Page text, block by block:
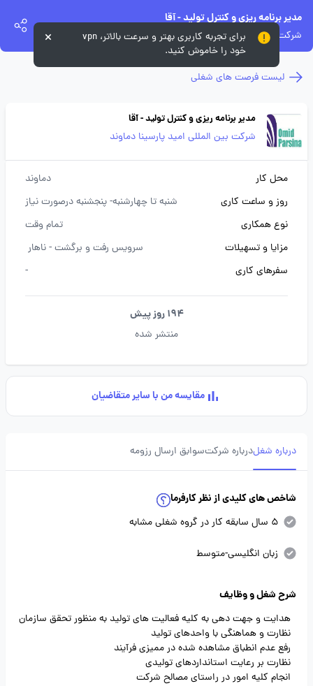
مدیر برنامه ریزی و کنترل تولید - آقا
شرکت بین المللی امید پارسینا دماوند
لیست فرصت های شغلی
مدیر برنامه ریزی و کنترل تولید - آقا
شرکت بین المللی امید پارسینا دماوند
محل کار
دماوند
روز و ساعت کاری
شنبه تا چهارشنبه- پنجشنبه درصورت نیاز
نوع همکاری
تمام وقت
مزایا و تسهیلات
سرویس رفت و برگشت -ناهار
سفرهای کاری
-
194 روز پیش
منتشر شده
مقایسه من با سایر متقاضیان
درباره شغلدرباره شرکتسوابق ارسال رزومه
شاخص های کلیدی از نظر کارفرما
5 سال سابقه کار در گروه شغلی مشابه
زبان انگلیسی-متوسط
شرح شغل و وظایف
هدایت و جهت دهی به کلیه فعالیت های تولید به منظور تحقق سازمان
نظارت و هماهنگی با واحدهای تولید
رفع عدم انطباق مشاهده شده در ممیزی فرآیند
نظارت بر رعایت استانداردهای تولیدی
انجام کلیه امور در راستای مصالح شرکت
برای تجربه کاربری بهتر و سرعت بالاتر، vpn
خود را خاموش کنید.